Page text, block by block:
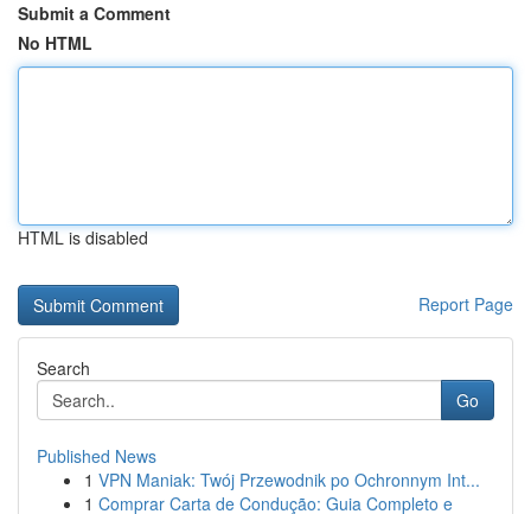
Submit a Comment
No HTML
HTML is disabled
Report Page
Search
Go
Published News
1 VPN Maniak: Twój Przewodnik po Ochronnym Int...
1 Comprar Carta de Condução: Guia Completo e